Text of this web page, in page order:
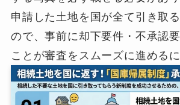
申請した土地を国が全て引き取
ので、事前に却下要件・不承認
ことが審査をスムーズに進める